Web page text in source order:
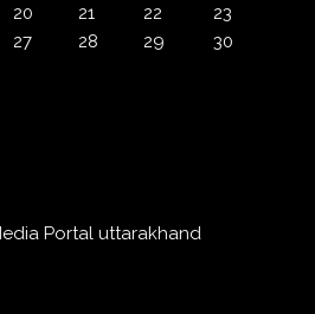
20 21 22
23
27 28 29
30
Portal uttarakhand